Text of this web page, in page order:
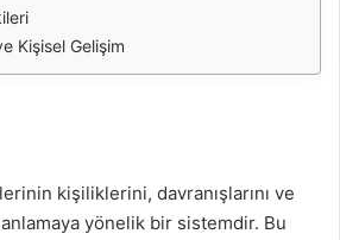
Kişisel Gelişim
kişiliklerini, davranışlarını ve
yönelik bir sistemdir. Bu